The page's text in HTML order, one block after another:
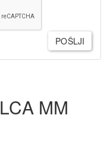
POŠLJI
MM